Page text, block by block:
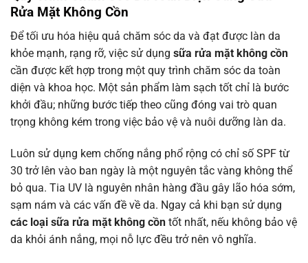
Rửa Mặt Không Cồn
Để tối ưu hóa hiệu quả chăm sóc da và đạt được làn da
khỏe mạnh, rạng rỡ, việc sử dụng sữa rửa mặt không cồn
cần được kết hợp trong một quy trình chăm sóc da toàn
diện và khoa học. Một sản phẩm làm sạch tốt chỉ là bước
khởi đầu; những bước tiếp theo cũng đóng vai trò quan
trọng không kém trong việc bảo vệ và nuôi dưỡng làn da.
Luôn sử dụng kem chống nắng phổ rộng có chỉ số SPF từ
30 trở lên vào ban ngày là một nguyên tắc vàng không thể
bỏ qua. Tia UV là nguyên nhân hàng đầu gây lão hóa sớm,
sạm nám và các vấn đề về da. Ngay cả khi bạn sử dụng
các loại sữa rửa mặt không cồn tốt nhất, nếu không bảo vệ
da khỏi ánh nắng, mọi nỗ lực đều trở nên vô nghĩa.